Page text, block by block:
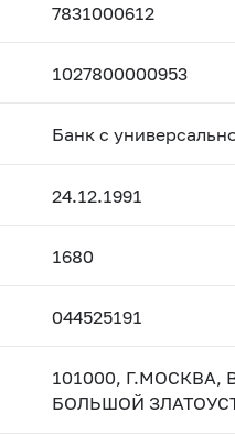
7831000612
1027800000953
Банк с
24.12.1991
1680
044525191
101000,
БОЛЬШОЙ